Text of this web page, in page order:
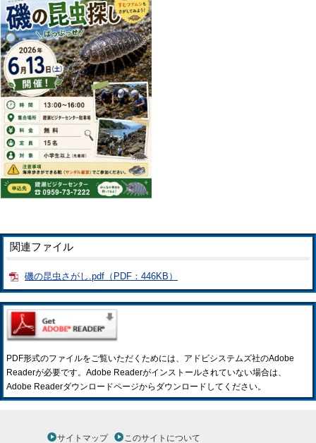
関連ファイル
磯の昆虫さがし.pdf（PDF：446KB）
PDF形式のファイルをご覧いただくためには、アドビシステムズ社のAdobe
Readerが必要です。Adobe Readerがインストールされていない場合は、
Adobe Readerダウンロードページからダウンロードしてください。
サイトマップ このサイトについて